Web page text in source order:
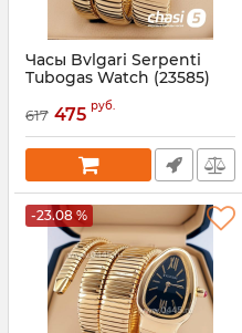
Часы Bvlgari Serpenti
Tubogas Watch (23585)
23585
617 475 руб.
-23.08 %